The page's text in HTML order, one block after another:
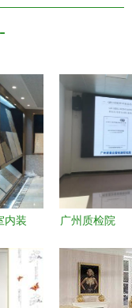
内装
生活
广州质检院
临德高工厂
指导交流，